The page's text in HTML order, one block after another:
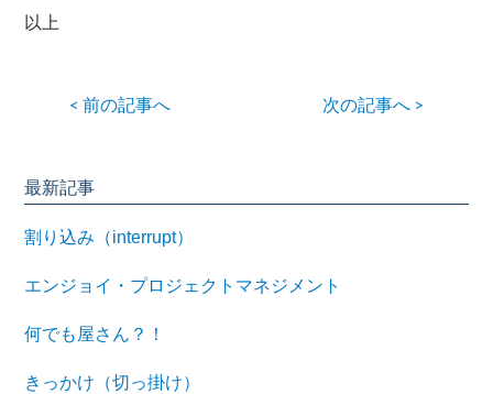
以上
< 前の記事へ 次の記事へ >
最新記事
割り込み（interrupt）
エンジョイ・プロジェクトマネジメント
何でも屋さん？！
きっかけ（切っ掛け）